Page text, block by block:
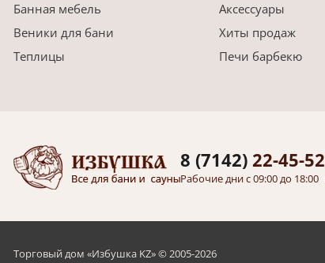
Банная мебель
Аксессуары
Веники для бани
Хиты продаж
Теплицы
Печи барбекю
8 (7142) 22-45-52
Рабочие дни с 09:00 до 18:00
Торговый дом «Избушка KZ» © 2005-2026